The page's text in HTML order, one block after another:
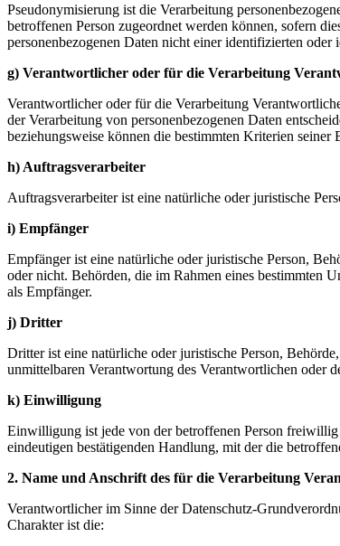
Pseudonymisierung ist die Verarbeitung
betroffenen Person zugeordnet werden können, sofern
personenbezogenen Daten nicht einer identifizierten
g) Verantwortlicher oder für die Verarbeitung
Verantwortlicher oder für die Verarbeitung
der Verarbeitung von personenbezogenen Daten
beziehungsweise können die bestimmten Kriterien
h) Auftragsverarbeiter
Auftragsverarbeiter ist eine natürliche oder juristische
i) Empfänger
Empfänger ist eine natürliche oder juristische Person,
oder nicht. Behörden, die im Rahmen eines bestimmten
als Empfänger.
j) Dritter
Dritter ist eine natürliche oder juristische Person,
unmittelbaren Verantwortung des Verantwortlichen oder
k) Einwilligung
Einwilligung ist jede von der betroffenen Person
eindeutigen bestätigenden Handlung, mit der die
2. Name und Anschrift des für die Verarbeitung
Verantwortlicher im Sinne der Datenschutz-
Charakter ist die: